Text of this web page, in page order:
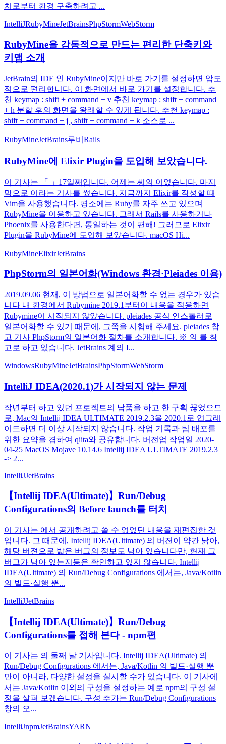
치로부터 환경 구축하려고 ...
IntelliJRubyMineJetBrainsPhpStormWebStorm
RubyMine을 감동적으로 만드는 편리한 단축키와
키맵 소개
JetBrain의 IDE 인 RubyMine이지만 바로 가기를 설정하면 압도
적으로 편리합니다. 이 화면에서 바로 가기를 설정합니다. 추
천 keymap : shift + command + v 추천 keymap : shift + command
+ h 분할 후의 화면을 왕래할 수 있게 됩니다. 추천 keymap :
shift + command + j , shift + command + k 소스로 ...
RubyMineJetBrains루비 Rails
RubyMine에 Elixir Plugin을 도입해 보았습니다.
이 기사는 「 」17일째입니다. 어제는 씨의 이었습니다. 마지
막으로 이라는 기사를 썼습니다. 지금까지 Elixir를 작성할 때
Vim을 사용했습니다. 평소에는 Ruby를 자주 쓰고 있으며
RubyMine을 이용하고 있습니다. 그래서 Rails를 사용하거나
Phoenix를 사용한다면, 통일하는 것이 편해! 그러므로 Elixir
Plugin을 RubyMine에 도입해 보았습니다. macOS Hi...
RubyMineElixirJetBrains
PhpStorm의 일본어화(Windows 환경·Pleiades 이용)
2019.09.06 현재, 이 방법으로 일본어화할 수 없는 경우가 있습
니다 내 환경에서 Rubymine 2019.1부터이 내용을 적용하면
Rubymine이 시작되지 않았습니다. pleiades 공식 인스톨러로
일본어화할 수 있기 때문에, 그쪽을 시험해 주세요. pleiades 참
고 기사 PhpStorm의 일본어화 절차를 소개합니다. ※ 의 를 참
고로 하고 있습니다. JetBrains 계의 I...
WindowsRubyMineJetBrainsPhpStormWebStorm
IntelliJ IDEA(2020.1)가 시작되지 않는 문제
작년부터 하고 있던 프로젝트의 납품을 하고 한 구획 끊었으므
로, Mac의 Intellij IDEA ULTIMATE 2019.2.3을 2020.1로 업그레
이드하면 더 이상 시작되지 않습니다. 작업 기록과 팀 배포를
위한 요약을 겸하여 qiita와 공유합니다. 버전업 작업일 2020-
04-25 MacOS Mojave 10.14.6 Intellij IDEA ULTIMATE 2019.2.3
-> 2...
IntelliJJetBrains
【Intellij IDEA(Ultimate)】Run/Debug
Configurations의 Before launch를 터치
이 기사는 에서 공개하려고 쓸 수 없었던 내용을 재편집한 것
입니다. 그 때문에, Intellij IDEA(Ultimate) 의 버젼이 약간 낡아,
해당 버젼으로 밟은 버그의 정보도 남아 있습니다만, 현재 그
버그가 남아 있는지등은 확인하고 있지 않습니다. Intellij
IDEA(Ultimate) 의 Run/Debug Configurations 에서는, Java/Kotlin
의 빌드·실행 뿐...
IntelliJJetBrains
【Intellij IDEA(Ultimate)】Run/Debug
Configurations를 접해 본다 - npm편
이 기사는 의 둘째 날 기사입니다. Intellij IDEA(Ultimate) 의
Run/Debug Configurations 에서는, Java/Kotlin 의 빌드·실행 뿐
만이 아니라, 다양한 설정을 실시할 수가 있습니다. 이 기사에
서는 Java/Kotlin 이외의 구성을 설정하는 예로 npm의 구성 설
정을 살펴 보겠습니다. 구성 추가는 Run/Debug Configurations
창의 오...
IntelliJnpmJetBrainsYARN